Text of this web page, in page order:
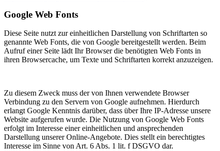
Google Web Fonts
Diese Seite nutzt zur einheitlichen Darstellung von Schriftarten so
genannte Web Fonts, die von Google bereitgestellt werden. Beim
Aufruf einer Seite lädt Ihr Browser die benötigten Web Fonts in
ihren Browsercache, um Texte und Schriftarten korrekt anzuzeigen.
Zu diesem Zweck muss der von Ihnen verwendete Browser
Verbindung zu den Servern von Google aufnehmen. Hierdurch
erlangt Google Kenntnis darüber, dass über Ihre IP-Adresse unsere
Website aufgerufen wurde. Die Nutzung von Google Web Fonts
erfolgt im Interesse einer einheitlichen und ansprechenden
Darstellung unserer Online-Angebote. Dies stellt ein berechtigtes
Interesse im Sinne von Art. 6 Abs. 1 lit. f DSGVO dar.